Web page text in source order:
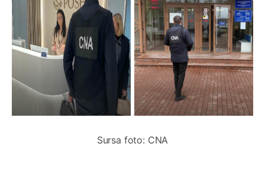
Sursa foto: CNA